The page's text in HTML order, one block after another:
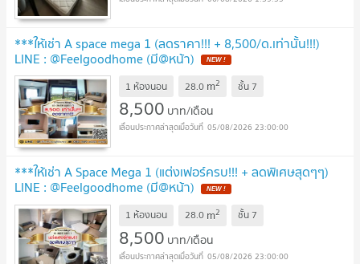
***ให้เช่า A space mega 1 (ลดราคา!!! + 8,500/ด.เท่านั้น!!!)
LINE : @Feelgoodhome (มี@หน้า)
1 ห้องนอน 28.0 m2 ชั้น 7
8,500 บาท/เดือน
05/08/2026 23:00:00
***ให้เช่า A Space Mega 1 (แต่งเฟอร์ครบ!!! + ลดพิเศษสุดๆๆ)
LINE : @Feelgoodhome (มี@หน้า)
1 ห้องนอน 28.0 m2 ชั้น 7
8,500 บาท/เดือน
05/08/2026 23:00:00